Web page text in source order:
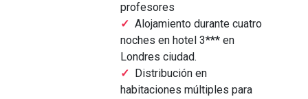
profesores
Alojamiento durante cuatro
noches en hotel 3*** en
Londres ciudad.
Distribución en
habitaciones múltiples para